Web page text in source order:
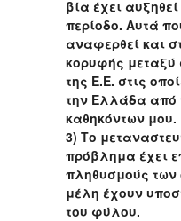
βία έχει
περίοδο. Αυτά
αναφερθεί και
κορυφής
της Ε.Ε. στις
την Ελλάδα από
καθηκόντων μου.
3) Το
πρόβλημα έχει
πληθυσμούς
μέλη έχουν
του φύλου.